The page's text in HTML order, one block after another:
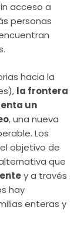
acceso a
personas
hacia la
la frontera
un
, una nueva
Los
objetivo de
que
y a través
hay
enteras y